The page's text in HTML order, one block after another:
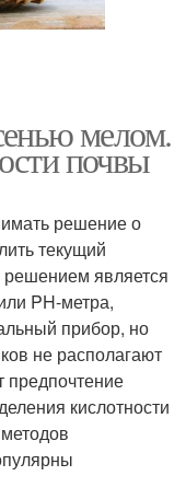
мелом.
почвы
решение о
текущий
решением является
PH-метра,
прибор, но
не располагают
предпочтение
кислотности